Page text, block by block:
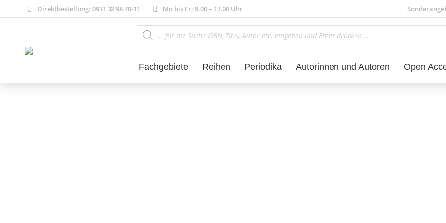
Direktbestellung: 0931 32 98 70-11 Mo bis Fr: 9.00 – 17.00 Uhr
Products
search
Fachgebiete Reihen Periodika Autorinnen und Autoren Open